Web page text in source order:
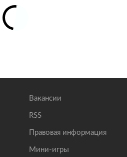
Вакансии
RSS
Правовая информация
Мини-игры